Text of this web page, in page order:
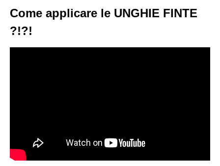
Come applicare le UNGHIE FINTE
?!?!